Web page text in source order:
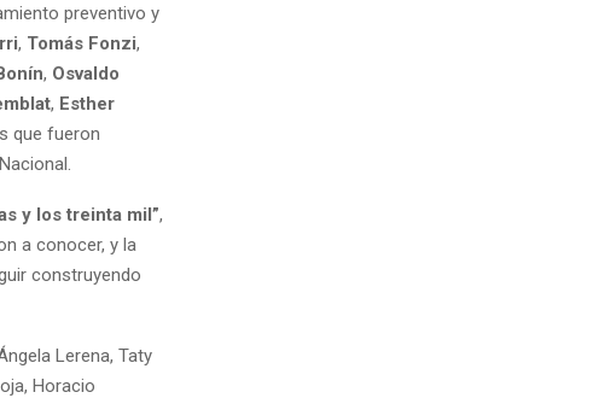
preventivo y
, Tomás Fonzi,
, Osvaldo
, Esther
que fueron
y los treinta mil”,
a conocer, y la
construyendo
Lerena, Taty
Horacio